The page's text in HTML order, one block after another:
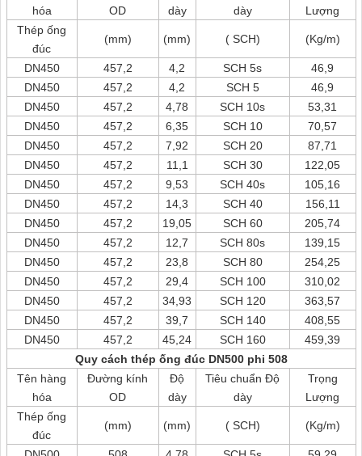
hóa
OD
dày
dày
Lượng
Thép ống
đúc
(mm) (mm) ( SCH) (Kg/m)
DN450 457,2 4,2 SCH 5s
46,9
DN450
457,2 4,2 SCH 5
46,9
DN450
457,2 4,78 SCH 10s
53,31
DN450
457,2 6,35 SCH 10
70,57
DN450
457,2 7,92 SCH 20
87,71
DN450
457,2 11,1 SCH 30
122,05
DN450
457,2 9,53 SCH 40s
105,16
DN450
457,2 14,3 SCH 40
156,11
DN450
457,2 19,05 SCH 60
205,74
DN450
457,2 12,7 SCH 80s
139,15
DN450
457,2 23,8 SCH 80
254,25
DN450
457,2 29,4 SCH 100
310,02
DN450
457,2 34,93 SCH 120
363,57
DN450
457,2 39,7 SCH 140
408,55
DN450
457,2 45,24 SCH 160
459,39
Quy cách thép ống đúc DN500 phi 508
Tên hàng
hóa
Đường kính
OD
Độ
dày
Tiêu chuẩn Độ
dày
Trọng
Lượng
Thép ống
đúc
(mm) (mm) ( SCH) (Kg/m)